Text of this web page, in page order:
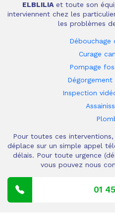
ELBLILIA et toute son
interviennent chez les
les problèmes
Débouchage
Curage
Pompage
Inspection
Pour toutes ces interventions,
déplace sur un simple appel
délais. Pour toute urgence
vous pouvez nous
01